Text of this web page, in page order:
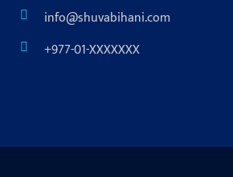
info@shuvabihani.com
+977-01-XXXXXXX